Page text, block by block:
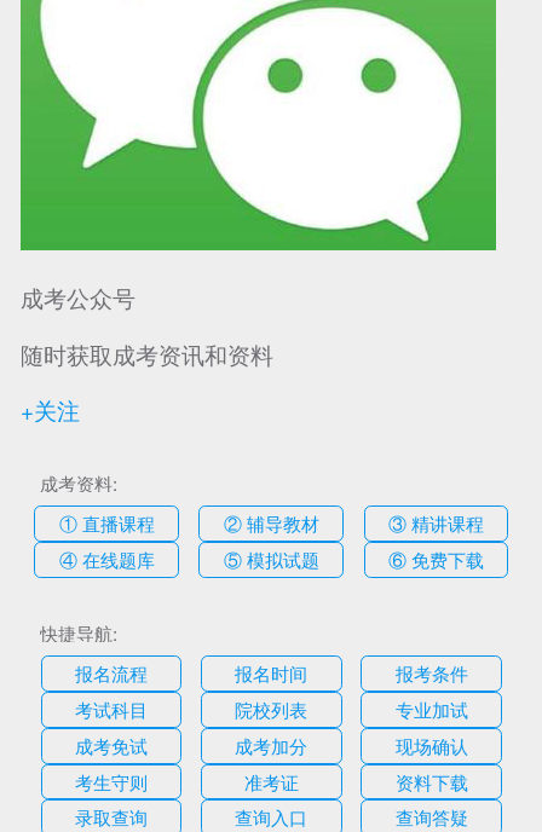
可信网站信用评 网络警察提醒你 诚信网站
成考公众号
随时获取成考资讯和资料
+关注
成考资料:
① 直播课程
② 辅导教材
③ 精讲课程
④ 在线题库
⑤ 模拟试题 ⑥ 免费下载
快捷导航:
报名流程
报名时间
报考条件
考试科目
院校列表
专业加试
成考免试
成考加分
现场确认
考生守则
准考证
资料下载
录取查询
查询入口
查询答疑